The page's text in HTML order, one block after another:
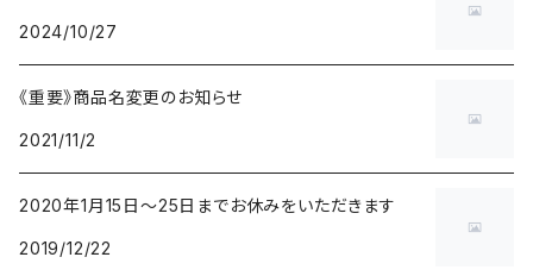
2024/10/27
《重要》商品名変更のお知らせ
2021/11/2
2020年1月15日〜25日までお休みをいただきます
2019/12/22